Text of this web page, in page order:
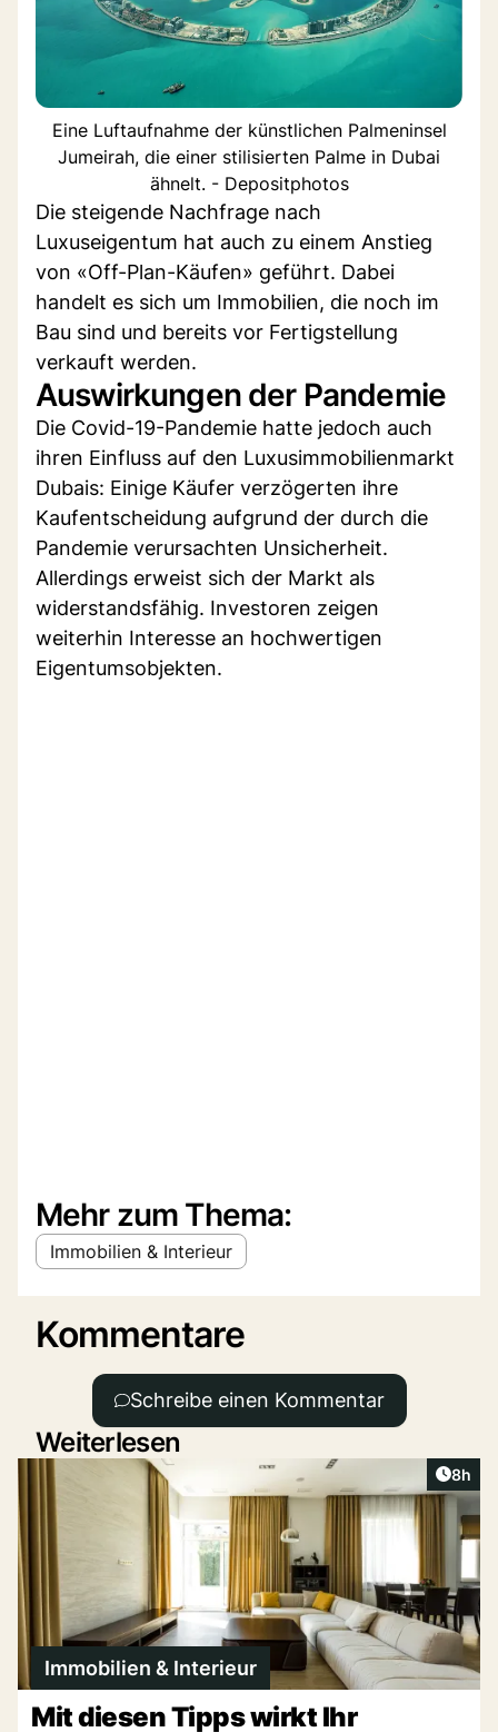
Eine Luftaufnahme der künstlichen Palmeninsel
Jumeirah, die einer stilisierten Palme in Dubai
ähnelt. - Depositphotos
Die steigende Nachfrage nach
Luxuseigentum hat auch zu einem Anstieg
von «Off-Plan-Käufen» geführt. Dabei
handelt es sich um Immobilien, die noch im
Bau sind und bereits vor Fertigstellung
verkauft werden.
Auswirkungen der Pandemie
Die Covid-19-Pandemie hatte jedoch auch
ihren Einfluss auf den Luxusimmobilienmarkt
Dubais: Einige Käufer verzögerten ihre
Kaufentscheidung aufgrund der durch die
Pandemie verursachten Unsicherheit.
Allerdings erweist sich der Markt als
widerstandsfähig. Investoren zeigen
weiterhin Interesse an hochwertigen
Eigentumsobjekten.
Mehr zum Thema:
Immobilien & Interieur
Kommentare
Schreibe einen Kommentar
Weiterlesen
8h
Immobilien & Interieur
Mit diesen Tipps wirkt Ihr